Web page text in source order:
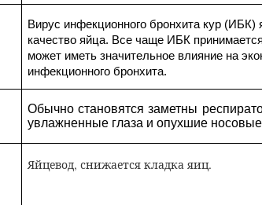
Вирус инфекционного бронхита кур
качество яйца. Все чаще ИБК
может иметь значительное влияние на
инфекционного бронхита.
Обычно становятся заметны
увлажненные глаза и опухшие
Яйцевод, снижается кладка яиц.